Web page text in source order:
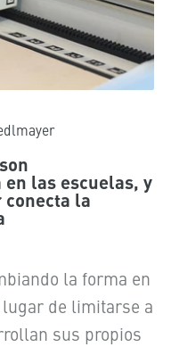
las escuelas, y
la
la forma en
de limitarse a
sus propios